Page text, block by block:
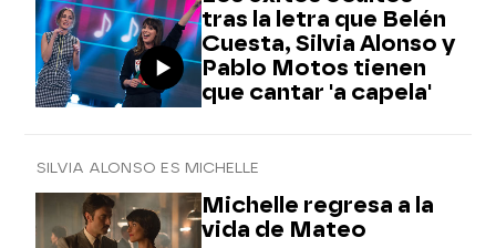
tras la letra que Belén
Cuesta, Silvia Alonso y
Pablo Motos tienen
que cantar 'a capela'
SILVIA ALONSO ES MICHELLE
Michelle regresa a la
vida de Mateo